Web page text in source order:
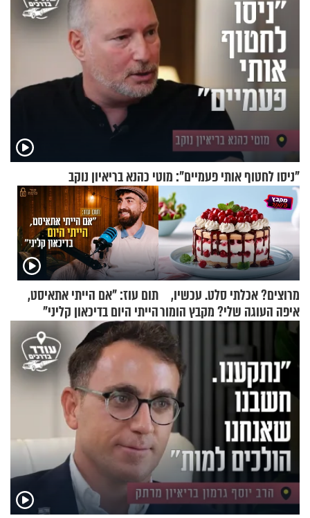
"ניסו לחטוף אותי פעמיים": מוטי כהנא בריאיון נוקב
מרוצים? אכלתי סלט. עכשיו,
איפה העוגה שלי? מקבץ הומור
כייפי מספר 1
תום עוז: "אם הייתי אתאיסט,
הייתי היום בדיכאון קליני"